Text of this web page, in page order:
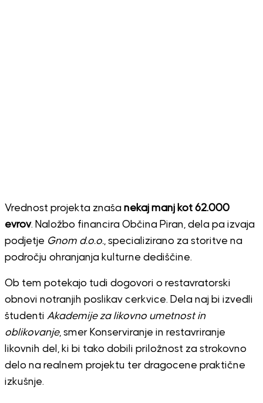
Vrednost projekta znaša nekaj manj kot 62.000
evrov. Naložbo financira Občina Piran, dela pa izvaja
podjetje Gnom d.o.o., specializirano za storitve na
področju ohranjanja kulturne dediščine.
Ob tem potekajo tudi dogovori o restavratorski
obnovi notranjih poslikav cerkvice. Dela naj bi izvedli
študenti Akademije za likovno umetnost in
oblikovanje, smer Konserviranje in restavriranje
likovnih del, ki bi tako dobili priložnost za strokovno
delo na realnem projektu ter dragocene praktične
izkušnje.